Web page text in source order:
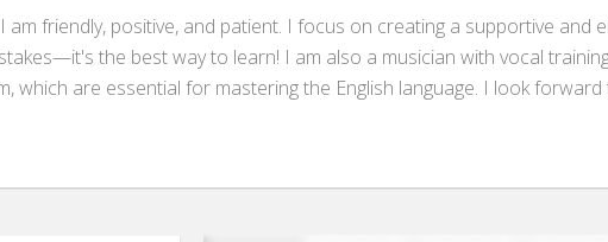
am friendly, positive, and patient. I focus on creating a supportive
the best way to learn! I am also a musician with vocal
which are essential for mastering the English language. I look